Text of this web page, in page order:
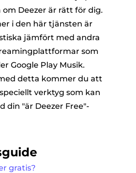
Deezer är rätt för dig.
i den här tjänsten är
jämfört med andra
som
Google Play Musik.
detta kommer du att
verktyg som kan
din "är Deezer Free"-
gratis?